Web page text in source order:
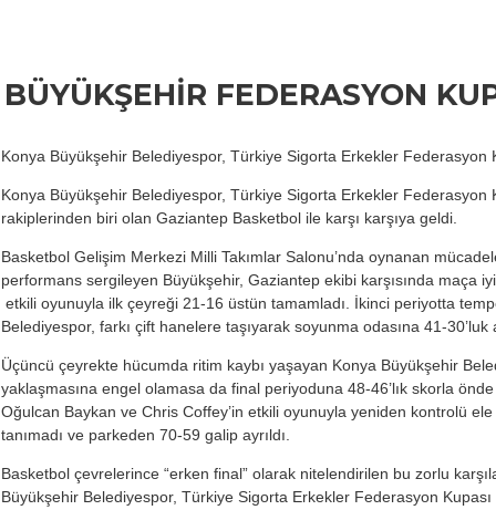
BÜYÜKŞEHİR FEDERASYON
Konya Büyükşehir Belediyespor, Türkiye Sigorta Erkekler Federasyon
Konya Büyükşehir Belediyespor, Türkiye Sigorta Erkekler Federasyon
rakiplerinden biri olan Gaziantep Basketbol ile karşı karşıya geldi.
Basketbol Gelişim Merkezi Milli Takımlar Salonu’nda oynanan
performans sergileyen Büyükşehir, Gaziantep ekibi karşısında maça
etkili oyunuyla ilk çeyreği 21-16 üstün tamamladı. İkinci periyotta
Belediyespor, farkı çift hanelere taşıyarak soyunma odasına 41-
Üçüncü çeyrekte hücumda ritim kaybı yaşayan Konya Büyükşehir
yaklaşmasına engel olamasa da final periyoduna 48-46’lık skorla
Oğulcan Baykan ve Chris Coffey’in etkili oyunuyla yeniden kontrolü
tanımadı ve parkeden 70-59 galip ayrıldı.
Basketbol çevrelerince “erken final” olarak nitelendirilen bu zorlu
Büyükşehir Belediyespor, Türkiye Sigorta Erkekler Federasyon